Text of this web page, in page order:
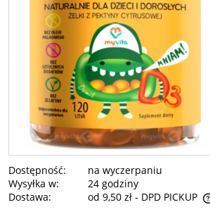
Dostępność:
na wyczerpaniu
Wysyłka w:
24 godziny
Dostawa:
od 9,50 zł - DPD PICKUP
Cena nie zawiera ewentualnych kosztów